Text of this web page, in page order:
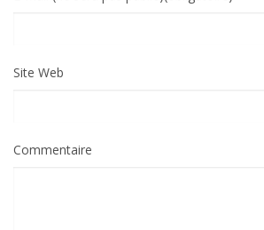
Site Web
Commentaire